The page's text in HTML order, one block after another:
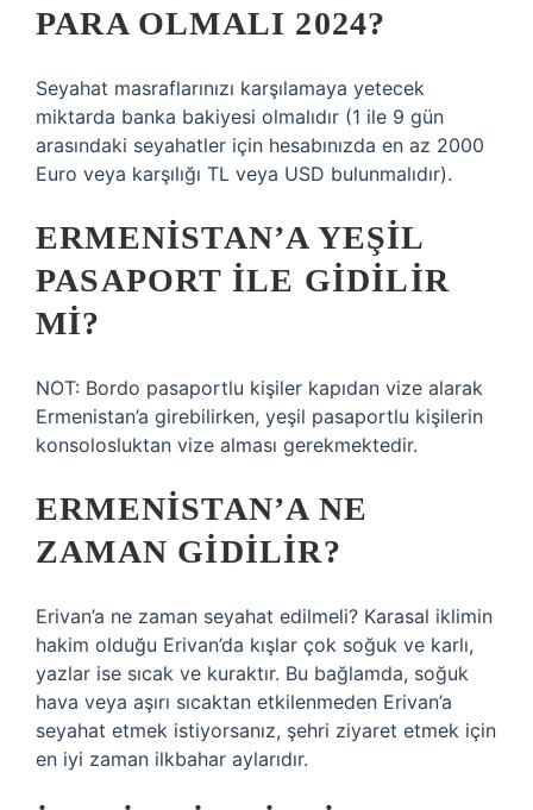
PARA OLMALI 2024?
Seyahat masraflarınızı karşılamaya yetecek
miktarda banka bakiyesi olmalıdır (1 ile 9 gün
arasındaki seyahatler için hesabınızda en az 2000
Euro veya karşılığı TL veya USD bulunmalıdır).
ERMENISTAN’A YEŞIL
PASAPORT ILE GIDILIR
MI?
NOT: Bordo pasaportlu kişiler kapıdan vize alarak
Ermenistan’a girebilirken, yeşil pasaportlu kişilerin
konsolosluktan vize alması gerekmektedir.
ERMENISTAN’A NE
ZAMAN GIDILIR?
Erivan’a ne zaman seyahat edilmeli? Karasal iklimin
hakim olduğu Erivan’da kışlar çok soğuk ve karlı,
yazlar ise sıcak ve kuraktır. Bu bağlamda, soğuk
hava veya aşırı sıcaktan etkilenmeden Erivan’a
seyahat etmek istiyorsanız, şehri ziyaret etmek için
en iyi zaman ilkbahar aylarıdır.